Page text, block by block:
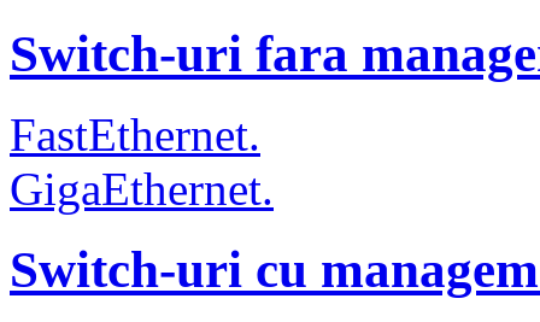
Switch-uri fara
FastEthernet.
GigaEthernet.
Switch-uri cu